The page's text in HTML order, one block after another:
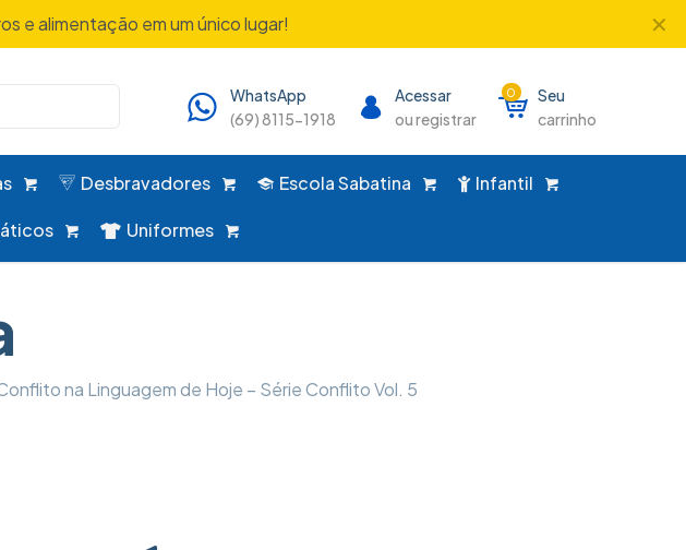
e alimentação em um único lugar! ✕
WhatsApp
(69) 8115-1918
Acessar
ou registrar
0
Seu
carrinho
Desbravadores Escola Sabatina Infantil
Uniformes
na Linguagem de Hoje – Série Conflito Vol. 5